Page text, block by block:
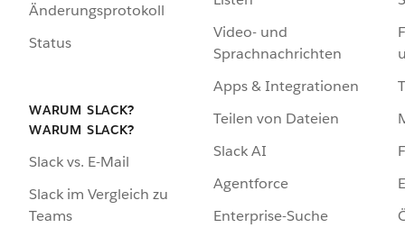
Änderungsprotokoll
Status
WARUM SLACK?
WARUM SLACK?
Slack vs. E-Mail
Slack im Vergleich zu
Teams
Video- und
Sprachnachrichten
Apps & Integrationen
Teilen von Dateien
Slack AI
Agentforce
Enterprise-Suche